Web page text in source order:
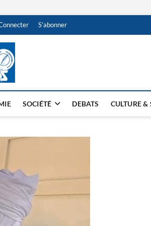
S’abonner
NDJAMENA
SOCIÉTÉ DEBATS CULTURE &